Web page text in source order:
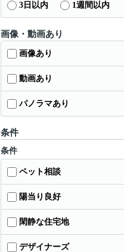
3日以内 1週間以内
画像・動画あり
画像あり
動画あり
パノラマあり
条件
条件
ペット相談
陽当り良好
閑静な住宅地
デザイナーズ